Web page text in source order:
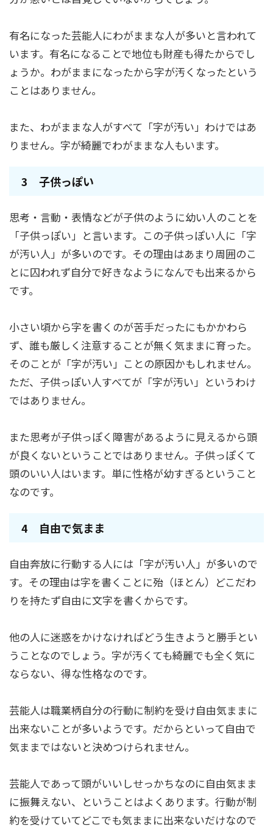
有名になった芸能人にわがままな人が多いと言われて
います。有名になることで地位も財産も得たからでし
ょうか。わがままになったから字が汚くなったという
ことはありません。
また、わがままな人がすべて「字が汚い」わけではあ
りません。字が綺麗でわがままな人もいます。
3 子供っぽい
思考・言動・表情などが子供のように幼い人のことを
「子供っぽい」と言います。この子供っぽい人に「字
が汚い人」が多いのです。その理由はあまり周囲のこ
とに囚われず自分で好きなようになんでも出来るから
です。
小さい頃から字を書くのが苦手だったにもかかわら
ず、誰も厳しく注意することが無く気ままに育った。
そのことが「字が汚い」ことの原因かもしれません。
ただ、子供っぽい人すべてが「字が汚い」というわけ
ではありません。
また思考が子供っぽく障害があるように見えるから頭
が良くないということではありません。子供っぽくて
頭のいい人はいます。単に性格が幼すぎるということ
なのです。
4 自由で気まま
自由奔放に行動する人には「字が汚い人」が多いので
す。その理由は字を書くことに殆（ほとん）どこだわ
りを持たず自由に文字を書くからです。
他の人に迷惑をかけなければどう生きようと勝手とい
うことなのでしょう。字が汚くても綺麗でも全く気に
ならない、得な性格なのです。
芸能人は職業柄自分の行動に制約を受け自由気ままに
出来ないことが多いようです。だからといって自由で
気ままではないと決めつけられません。
芸能人であって頭がいいしせっかちなのに自由気まま
に振舞えない、ということはよくあります。行動が制
約を受けていてどこでも気ままに出来ないだけなので